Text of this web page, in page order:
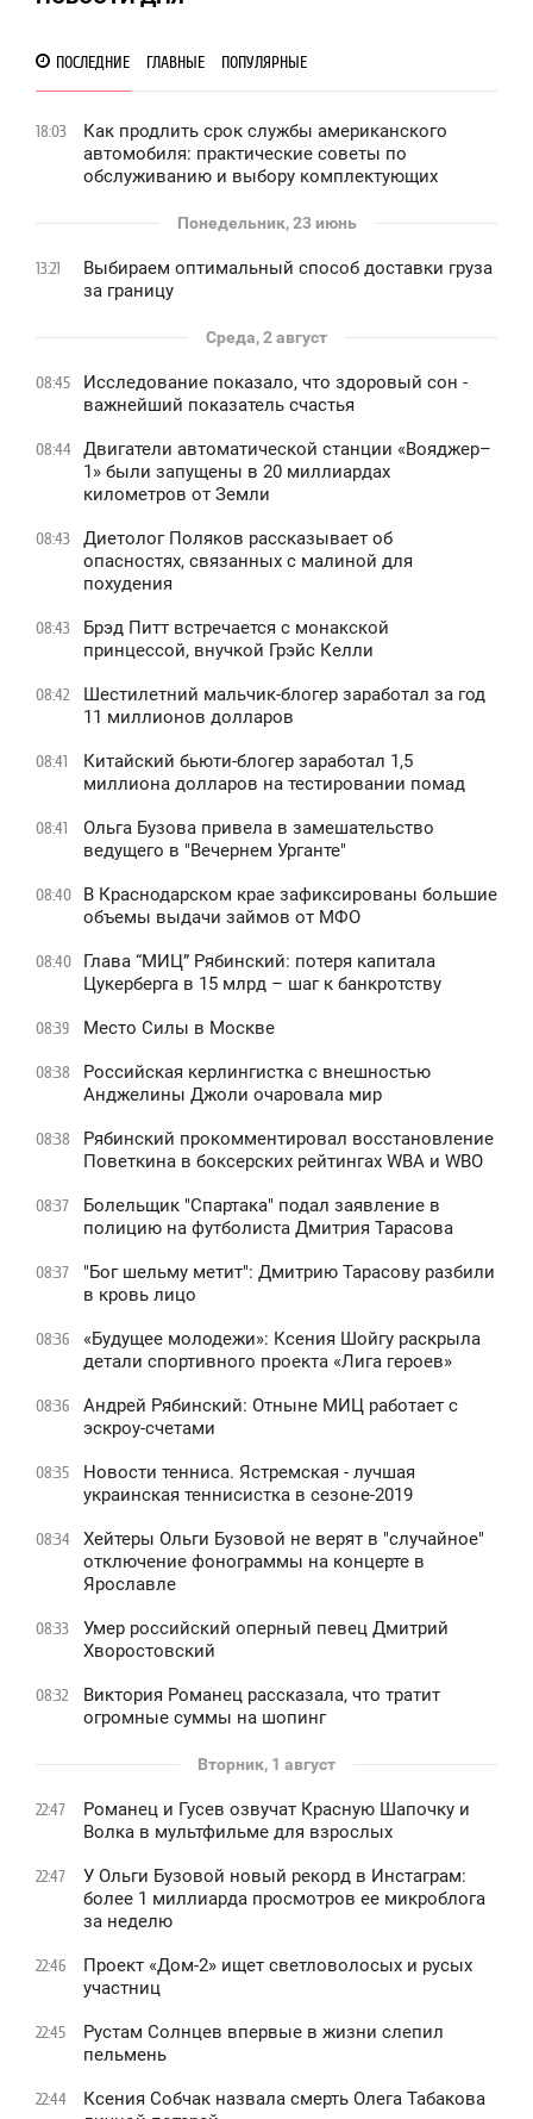
ПОСЛЕДНИЕ ГЛАВНЫЕ ПОПУЛЯРНЫЕ
18:03
Как продлить срок службы американского
автомобиля: практические советы по
обслуживанию и выбору комплектующих
Понедельник, 23 июнь
13:21
Выбираем оптимальный способ доставки груза
за границу
Среда, 2 август
08:45
Исследование показало, что здоровый сон -
важнейший показатель счастья
08:44
Двигатели автоматической станции «Вояджер–
1» были запущены в 20 миллиардах
километров от Земли
08:43
Диетолог Поляков рассказывает об
опасностях, связанных с малиной для
похудения
08:43
Брэд Питт встречается с монакской
принцессой, внучкой Грэйс Келли
08:42
Шестилетний мальчик-блогер заработал за год
11 миллионов долларов
08:41
Китайский бьюти-блогер заработал 1,5
миллиона долларов на тестировании помад
08:41
Ольга Бузова привела в замешательство
ведущего в "Вечернем Урганте"
08:40
В Краснодарском крае зафиксированы большие
объемы выдачи займов от МФО
08:40
Глава “МИЦ” Рябинский: потеря капитала
Цукерберга в 15 млрд – шаг к банкротству
08:39 Место Силы в Москве
08:38
Российская керлингистка с внешностью
Анджелины Джоли очаровала мир
08:38
Рябинский прокомментировал восстановление
Поветкина в боксерских рейтингах WBA и WBO
08:37
Болельщик "Спартака" подал заявление в
полицию на футболиста Дмитрия Тарасова
08:37
"Бог шельму метит": Дмитрию Тарасову разбили
в кровь лицо
08:36
«Будущее молодежи»: Ксения Шойгу раскрыла
детали спортивного проекта «Лига героев»
08:36
Андрей Рябинский: Отныне МИЦ работает с
эскроу-счетами
08:35
Новости тенниса. Ястремская - лучшая
украинская теннисистка в сезоне-2019
08:34
Хейтеры Ольги Бузовой не верят в "случайное"
отключение фонограммы на концерте в
Ярославле
08:33
Умер российский оперный певец Дмитрий
Хворостовский
08:32
Виктория Романец рассказала, что тратит
огромные суммы на шопинг
Вторник, 1 август
22:47
Романец и Гусев озвучат Красную Шапочку и
Волка в мультфильме для взрослых
22:47
У Ольги Бузовой новый рекорд в Инстаграм:
более 1 миллиарда просмотров ее микроблога
за неделю
22:46
Проект «Дом-2» ищет светловолосых и русых
участниц
22:45
Рустам Солнцев впервые в жизни слепил
пельмень
22:44
Ксения Собчак назвала смерть Олега Табакова